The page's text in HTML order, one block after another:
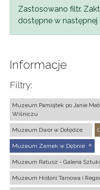
Komunikat
Zastosowano filtr.
dostępne w następnej
Informacje
Filtry:
Muzeum Pamiątek po Janie
Wiśniczu
Muzeum Dwór w Dołędze
Muzeum Zamek w Dębnie
Muzeum Ratusz - Galeria
Muzeum Historii Tarnowa i